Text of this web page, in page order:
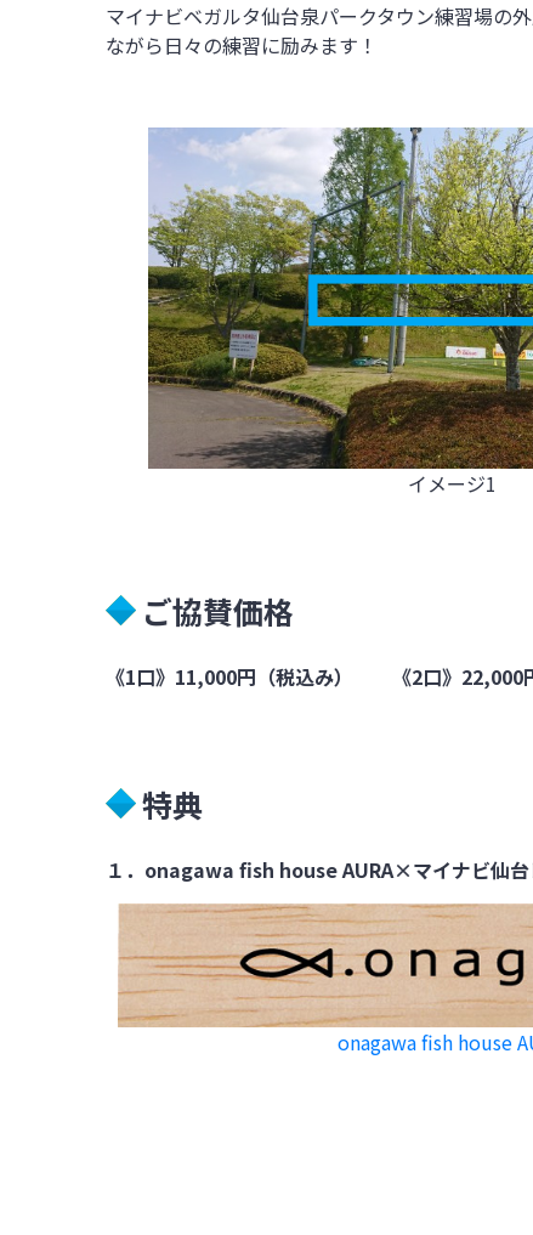
マイナビベガルタ仙台泉パークタウン練習場の
ながら日々の練習に励みます！
イメージ1
ご協賛価格
《1口》11,000円（税込み） 《2口》22,000
特典
１．onagawa fish house AURA×マイナビ仙
onagawa fish house